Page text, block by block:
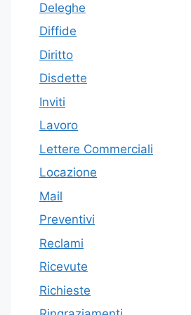
Deleghe
Diffide
Diritto
Disdette
Inviti
Lavoro
Lettere Commerciali
Locazione
Mail
Preventivi
Reclami
Ricevute
Richieste